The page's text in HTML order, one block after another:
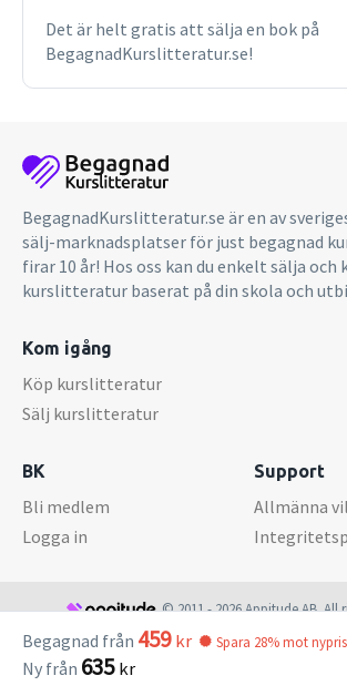
Det är helt gratis att sälja en bok på
BegagnadKurslitteratur.se!
Begagnad från 459kr Spara 28% mot nypris
Ny från 635kr
BegagnadKurslitteratur.se är en av
sälj-marknadsplatser för just begagnad
firar 10 år! Hos oss kan du enkelt sälja och
kurslitteratur baserat på din skola och
Kom igång
Köp kurslitteratur
Sälj kurslitteratur
BK
Bli medlem
Logga in
Support
Allmänna
© 2011 - 2026 Appitude AB. All